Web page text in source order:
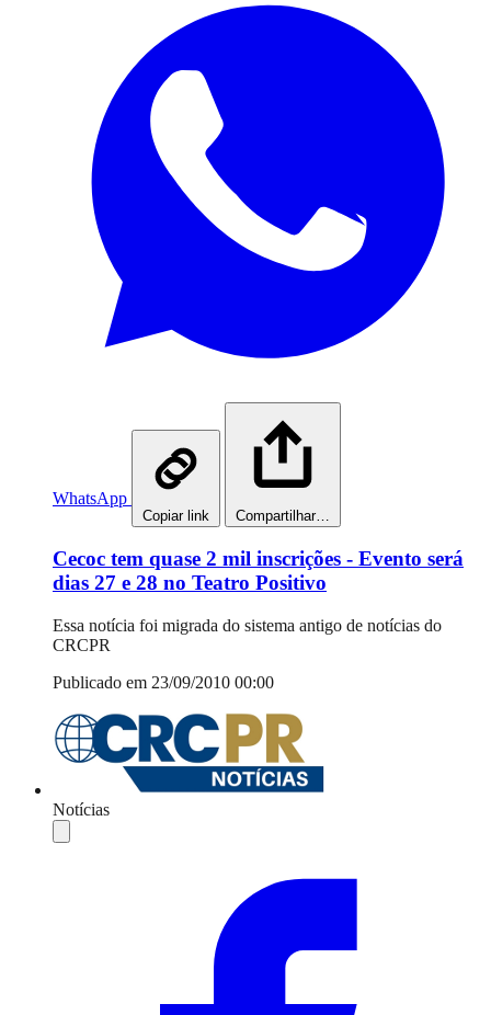
WhatsApp
Copiar link Compartilhar…
Cecoc tem quase 2 mil inscrições - Evento será
dias 27 e 28 no Teatro Positivo
Essa notícia foi migrada do sistema antigo de notícias do
CRCPR
Publicado em 23/09/2010 00:00
Notícias
Compartilhar